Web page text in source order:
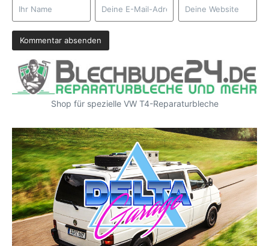
Shop für spezielle VW T4-Reparaturbleche